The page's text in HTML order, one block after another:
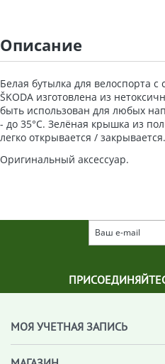
Описание
Белая бутылка для велоспорта
ŠKODA изготовлена из
быть использован для любых
- до 35°С. Зелёная крышка из
легко открывается / закрывается.
Оригинальный аксессуар.
МОЯ УЧЕТНАЯ ЗАПИСЬ